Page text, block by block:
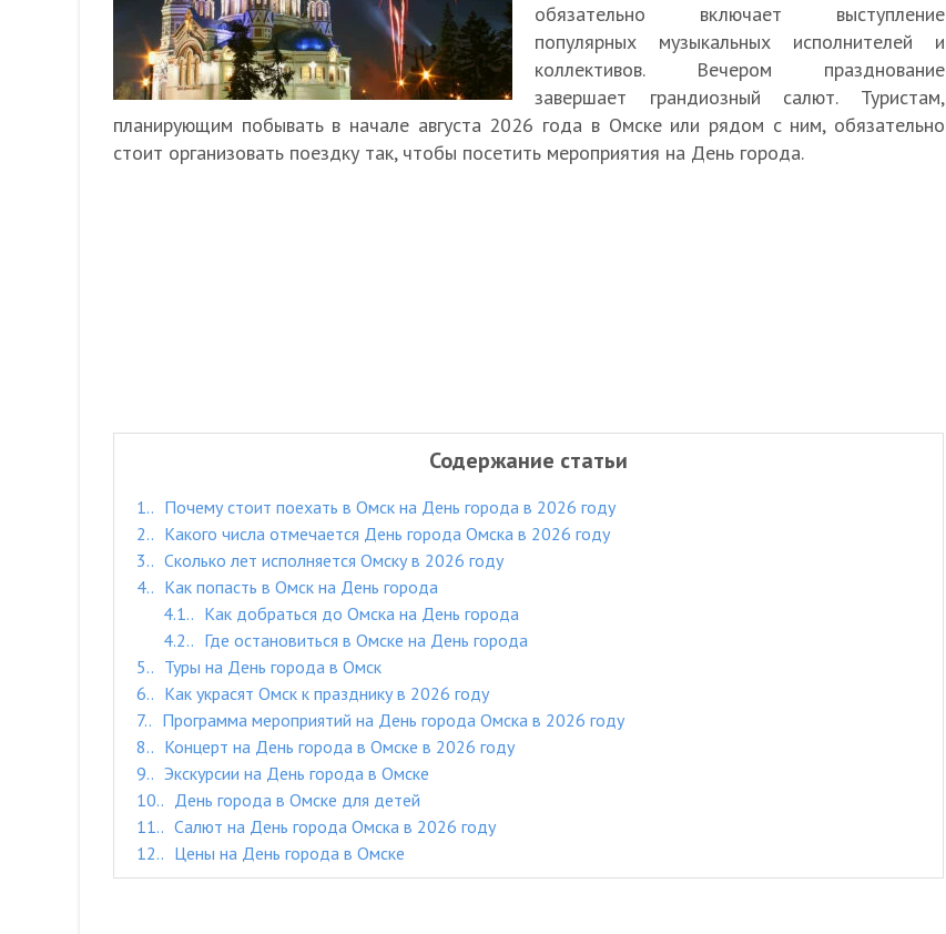
обязательно включает выступление
популярных музыкальных исполнителей и
коллективов. Вечером празднование
завершает грандиозный салют. Туристам,
планирующим побывать в начале августа 2026 года в Омске или рядом с ним, обязательно
стоит организовать поездку так, чтобы посетить мероприятия на День города.
Содержание статьи
1.
Почему стоит поехать в Омск на День города в 2026 году
2.
Какого числа отмечается День города Омска в 2026 году
3.
Сколько лет исполняется Омску в 2026 году
4.
Как попасть в Омск на День города
4.1.
Как добраться до Омска на День города
4.2.
Где остановиться в Омске на День города
5.
Туры на День города в Омск
6.
Как украсят Омск к празднику в 2026 году
7.
Программа мероприятий на День города Омска в 2026 году
8.
Концерт на День города в Омске в 2026 году
9.
Экскурсии на День города в Омске
10.
День города в Омске для детей
11.
Салют на День города Омска в 2026 году
12.
Цены на День города в Омске